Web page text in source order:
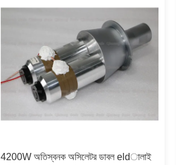
4200W অতিস্বনক অসিলেটর ডাবল eldালাই